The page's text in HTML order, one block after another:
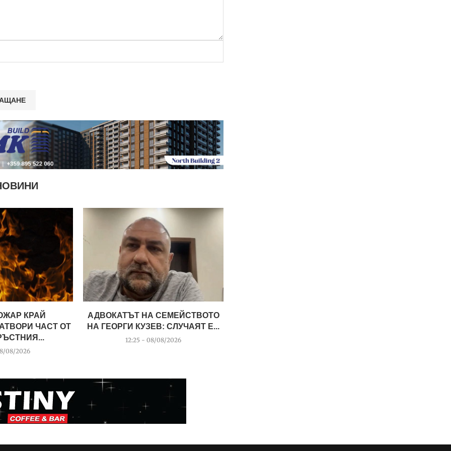
КРАЙ
ЧАСТ ОТ
08/2026
АДВОКАТЪТ НА СЕМЕЙСТВОТО
НА ГЕОРГИ КУЗЕВ: СЛУЧАЯТ Е...
12:25 - 08/08/2026